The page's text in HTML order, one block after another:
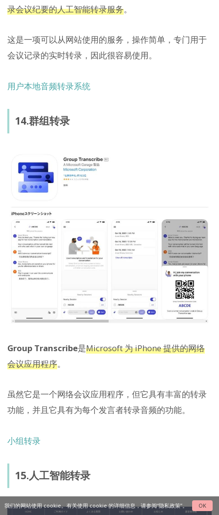
录会议纪要的人工智能转录服务。
这是一项可以从网站使用的服务，操作简单，专门用于
会议记录的实时转录，因此很容易使用。
用户本地音频转录系统
14.群组转录
Group Transcribe是Microsoft 为 iPhone 提供的网络
会议应用程序。
虽然它是一个网络会议应用程序，但它具有丰富的转录
功能，并且它具有为每个发言者转录音频的功能。
小组转录
15.人工智能转录
我们的网站使用 cookie。有关使用 cookie 的详细信息，请参阅“隐私政策”。 OK